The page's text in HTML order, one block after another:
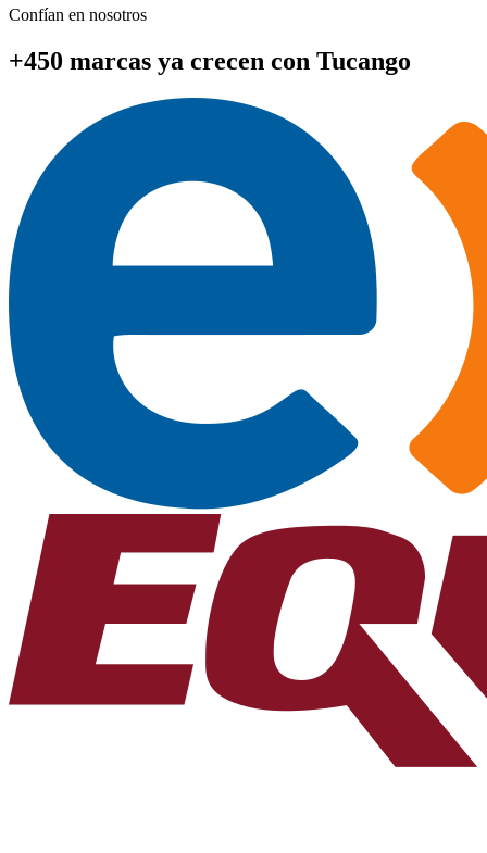
Confían en nosotros
+450 marcas ya crecen con Tucango